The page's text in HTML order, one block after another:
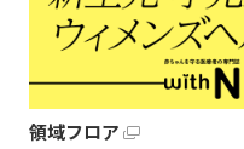
領域フロア